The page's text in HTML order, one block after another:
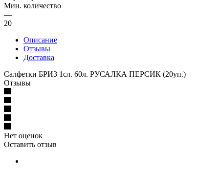
Мин. количество
—
20
Описание
Отзывы
Доставка
Салфетки БРИЗ 1сл. 60л. РУСАЛКА ПЕРСИК (20уп.)
Отзывы
Нет оценок
Оставить отзыв